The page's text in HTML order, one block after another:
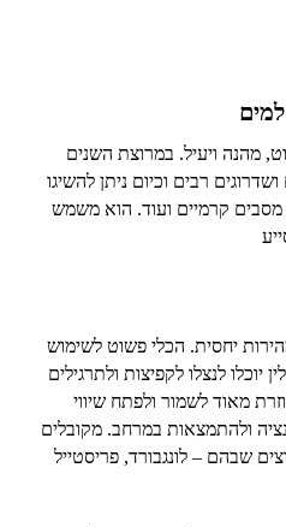
מהנה ויעיל. במרוצת השנים
רבים וכיום ניתן להשיגו
מסבים קרמיים ועוד. הוא משמש
יחסית. הכלי פשוט לשימוש
יוכלו לנצלו לקפיצות ולתרגילים
מאוד לשמור ולפתח שיווי
ולהתמצאות במרחב. מקובלים
שבהם – לונגבורד, פריסטייל